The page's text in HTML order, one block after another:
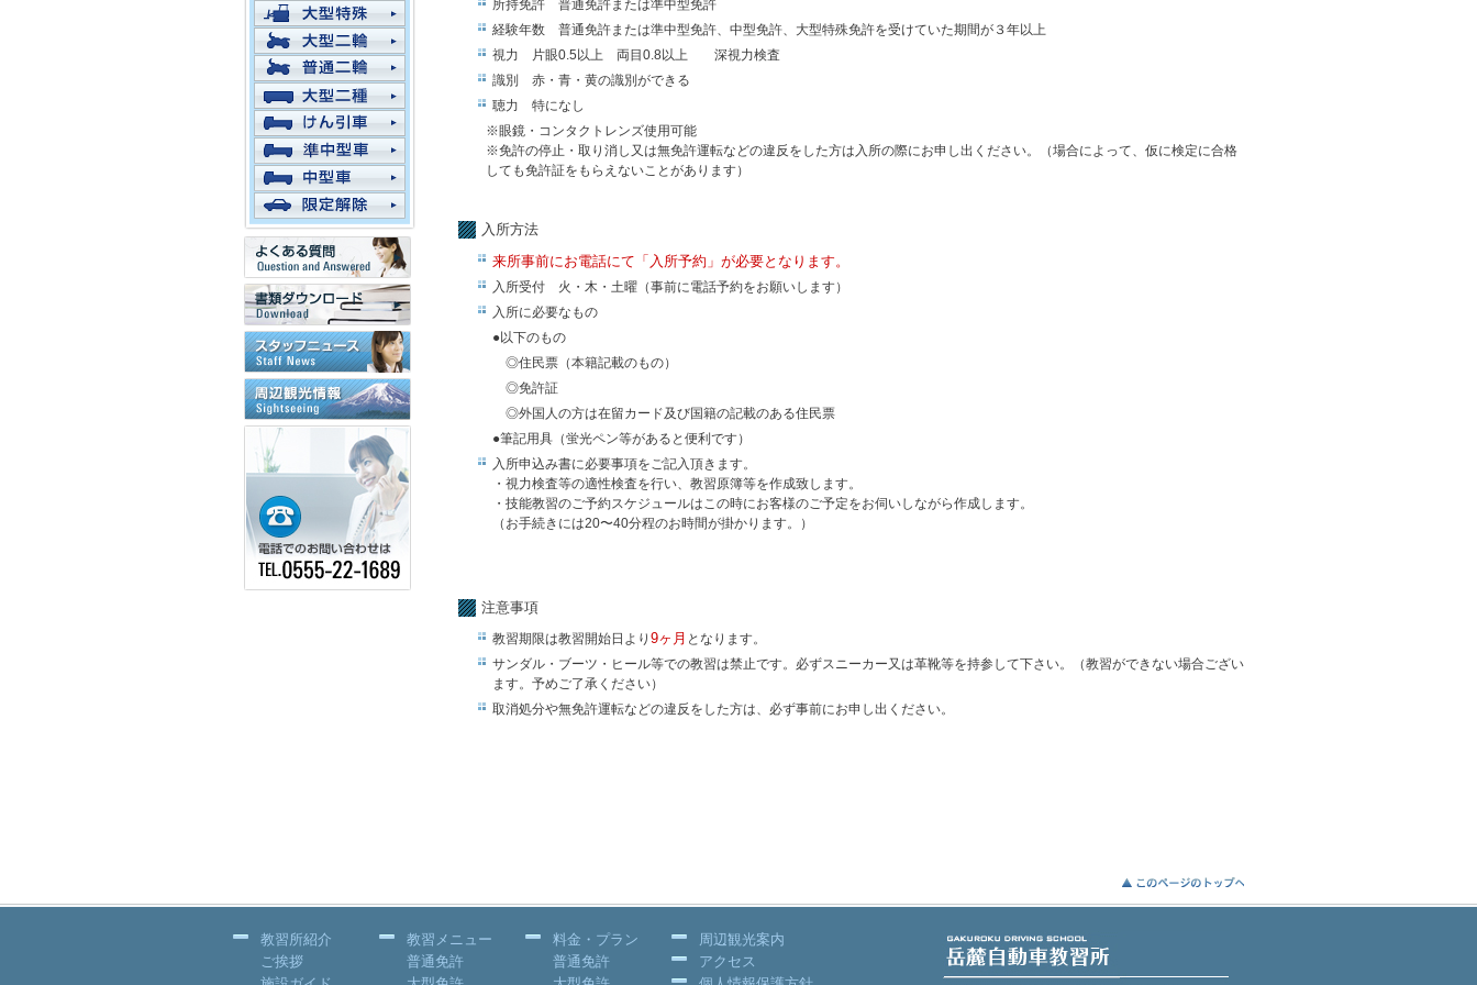
所持免許 普通免許または準中型免許
経験年数 普通免許または準中型免許、中型免許、大型特殊免許を受けていた期間が３年以上
視力 片眼0.5以上 両目0.8以上 深視力検査
識別 赤・青・黄の識別ができる
聴力 特になし
※眼鏡・コンタクトレンズ使用可能
※免許の停止・取り消し又は無免許運転などの違反をした方は入所の際にお申し出ください。（場合によって、仮に検定に合格
しても免許証をもらえないことがあります）
入所方法
来所事前にお電話にて「入所予約」が必要となります。
入所受付 火・木・土曜（事前に電話予約をお願いします）
入所に必要なもの
●以下のもの
◎住民票（本籍記載のもの）
◎免許証
◎外国人の方は在留カード及び国籍の記載のある住民票
●筆記用具（蛍光ペン等があると便利です）
入所申込み書に必要事項をご記入頂きます。
・視力検査等の適性検査を行い、教習原簿等を作成致します。
・技能教習のご予約スケジュールはこの時にお客様のご予定をお伺いしながら作成します。
（お手続きには20〜40分程のお時間が掛かります。）
注意事項
教習期限は教習開始日より 9ヶ月 となります。
サンダル・ブーツ・ヒール等での教習は禁止です。必ずスニーカー又は革靴等を持参して下さい。（教習ができない場合ござい
ます。予めご了承ください）
取消処分や無免許運転などの違反をした方は、必ず事前にお申し出ください。
教習所紹介
ご挨拶
教習メニュー
普通免許
料金・プラン
普通免許
周辺観光案内
アクセス